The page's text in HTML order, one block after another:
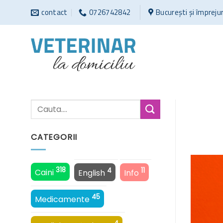
contact 0726742842 București și
CATEGORII
Caini 318 English 4 Info 11
Medicamente 45